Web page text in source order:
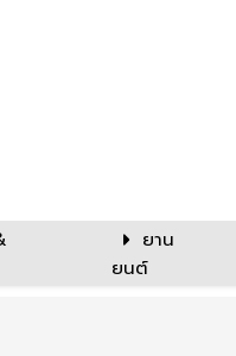
ยาน
ยนต์